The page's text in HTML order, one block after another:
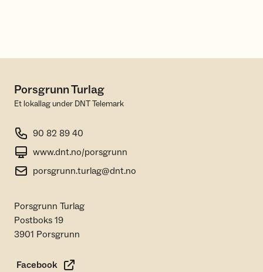
Porsgrunn Turlag
Et lokallag under DNT Telemark
90 82 89 40
www.dnt.no/porsgrunn
porsgrunn.turlag@dnt.no
Porsgrunn Turlag
Postboks 19
3901 Porsgrunn
Facebook